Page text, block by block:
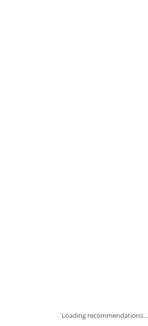
Loading recommendations...